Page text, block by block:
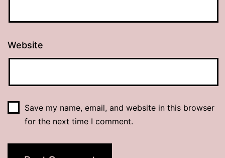
Website
Save my name, email, and website in this browser
for the next time I comment.